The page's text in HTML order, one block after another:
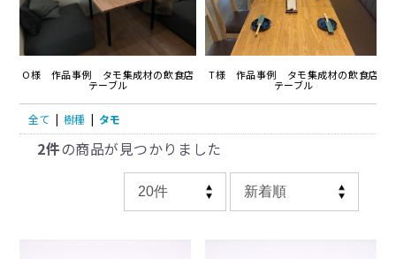
O様 作品事例 タモ集成材の飲食店
テーブル
T様 作品事例 タモ集成材の飲食店
テーブル
全て | 樹種 | タモ
2件の商品が見つかりました